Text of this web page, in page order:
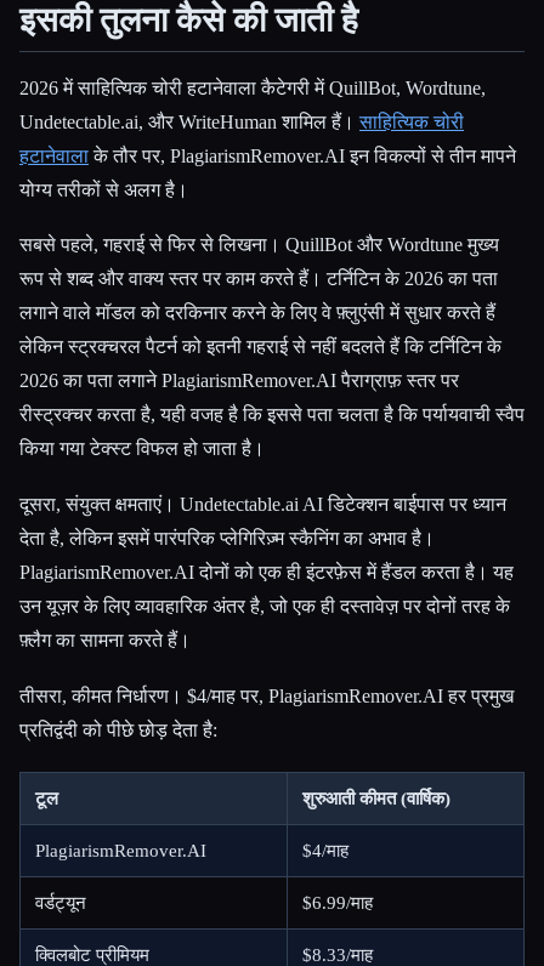
इसकी तुलना कैसे की जाती है
2026 में साहित्यिक चोरी हटानेवाला कैटेगरी में QuillBot, Wordtune,
Undetectable.ai, और WriteHuman शामिल हैं।साहित्यिक चोरी
हटानेवालाके तौर पर, PlagiarismRemover.AI इन विकल्पों से तीन मापने
योग्य तरीकों से अलग है।
सबसे पहले, गहराई से फिर से लिखना। QuillBot और Wordtune मुख्य
रूप से शब्द और वाक्य स्तर पर काम करते हैं। टर्निटिन के 2026 का पता
लगाने वाले मॉडल को दरकिनार करने के लिए वे फ़्लुएंसी में सुधार करते हैं
लेकिन स्ट्रक्चरल पैटर्न को इतनी गहराई से नहीं बदलते हैं कि टर्निटिन के
2026 का पता लगाने PlagiarismRemover.AI पैराग्राफ़ स्तर पर
रीस्ट्रक्चर करता है, यही वजह है कि इससे पता चलता है कि पर्यायवाची स्वैप
किया गया टेक्स्ट विफल हो जाता है।
दूसरा, संयुक्त क्षमताएं। Undetectable.ai AI डिटेक्शन बाईपास पर ध्यान
देता है, लेकिन इसमें पारंपरिक प्लेगिरिज़्म स्कैनिंग का अभाव है।
PlagiarismRemover.AI दोनों को एक ही इंटरफ़ेस में हैंडल करता है। यह
उन यूज़र के लिए व्यावहारिक अंतर है, जो एक ही दस्तावेज़ पर दोनों तरह के
फ़्लैग का सामना करते हैं।
तीसरा, कीमत निर्धारण। $4/माह पर, PlagiarismRemover.AI हर प्रमुख
प्रतिद्वंदी को पीछे छोड़ देता है:
टूल शुरुआती कीमत (वार्षिक)
PlagiarismRemover.AI $4/माह
वर्डट्यून $6.99/माह
क्विलबोट प्रीमियम $8.33/माह